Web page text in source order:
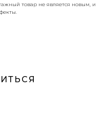
товар не является новым, и